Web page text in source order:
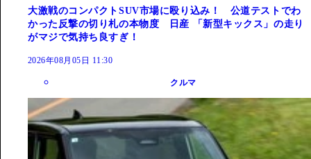
大激戦のコンパクトSUV市場に殴り込み！ 公道テストでわ
かった反撃の切り札の本物度 日産 「新型キックス」の走り
がマジで気持ち良すぎ！
2026年08月05日 11:30
クルマ